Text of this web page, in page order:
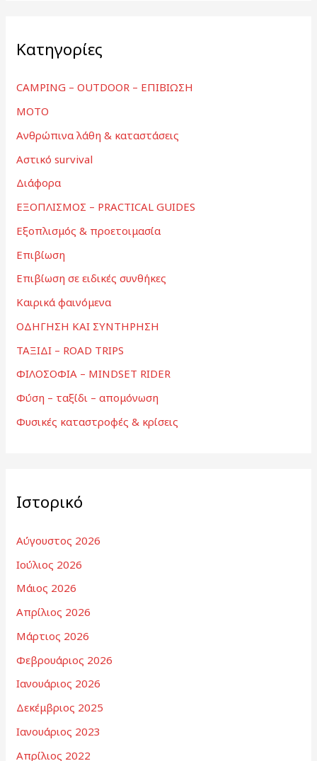
Kατηγορίες
CAMPING – OUTDOOR – ΕΠΙΒΙΩΣΗ
MOTO
Ανθρώπινα λάθη & καταστάσεις
Αστικό survival
Διάφορα
ΕΞΟΠΛΙΣΜΟΣ – PRACTICAL GUIDES
Εξοπλισμός & προετοιμασία
Επιβίωση
Επιβίωση σε ειδικές συνθήκες
Καιρικά φαινόμενα
ΟΔΗΓΗΣΗ ΚΑΙ ΣΥΝΤΗΡΗΣΗ
ΤΑΞΙΔΙ – ROAD TRIPS
ΦΙΛΟΣΟΦΙΑ – MINDSET RIDER
Φύση – ταξίδι – απομόνωση
Φυσικές καταστροφές & κρίσεις
Ιστορικό
Αύγουστος 2026
Ιούλιος 2026
Μάιος 2026
Απρίλιος 2026
Μάρτιος 2026
Φεβρουάριος 2026
Ιανουάριος 2026
Δεκέμβριος 2025
Ιανουάριος 2023
Απρίλιος 2022